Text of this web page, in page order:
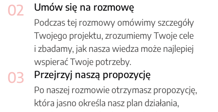
02 Umów się na rozmowę
Podczas tej rozmowy omówimy szczegóły
Twojego projektu, zrozumiemy Twoje cele
i zbadamy, jak nasza wiedza może najlepiej
wspierać Twoje potrzeby.
03 Przejrzyj naszą propozycję
Po naszej rozmowie otrzymasz propozycję,
która jasno określa nasz plan działania,